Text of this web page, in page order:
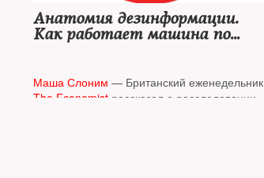
Анатомия дезинформации.
Как работает машина по
Маша Слоним — Британский еженедельник
The Economist рассказал о расследовании